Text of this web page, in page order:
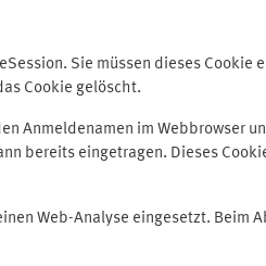
Sie müssen dieses
Cookie gelöscht.
Anmeldenamen im Webbrowser
bereits eingetragen. Dieses
Web-Analyse eingesetzt.